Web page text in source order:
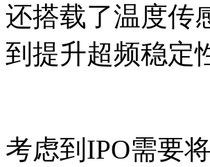
还搭载了温度传
到提升超频稳定
考虑到IPO需要